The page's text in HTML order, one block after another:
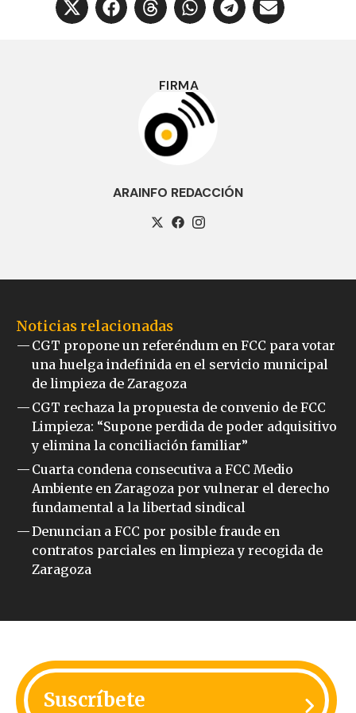
FIRMA
ARAINFO REDACCIÓN
Noticias relacionadas
CGT propone un referéndum en FCC para votar
una huelga indefinida en el servicio municipal
de limpieza de Zaragoza
CGT rechaza la propuesta de convenio de FCC
Limpieza: “Supone perdida de poder adquisitivo
y elimina la conciliación familiar”
Cuarta condena consecutiva a FCC Medio
Ambiente en Zaragoza por vulnerar el derecho
fundamental a la libertad sindical
Denuncian a FCC por posible fraude en
contratos parciales en limpieza y recogida de
Zaragoza
Suscríbete